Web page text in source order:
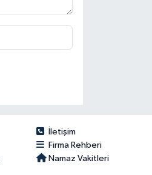
İletişim
Firma Rehberi
Namaz Vakitleri